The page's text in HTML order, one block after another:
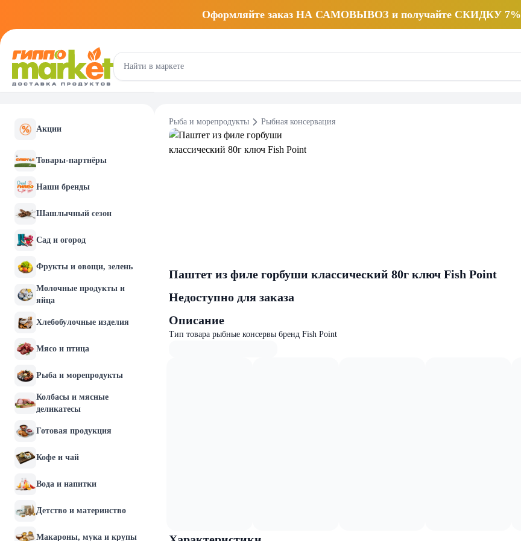
Оформляйте заказ НА САМОВЫВОЗ и получайте СКИДКУ 7%
Акции
Товары-партнёры
Наши бренды
Шашлычный сезон
Сад и огород
Фрукты и овощи, зелень
Молочные продукты и
яйца
Хлебобулочные изделия
Мясо и птица
Рыба и морепродукты
Колбасы и мясные
деликатесы
Готовая продукция
Кофе и чай
Вода и напитки
Детство и материнство
Макароны, мука и крупы
Рыба и морепродукты Рыбная консервация
Паштет из филе горбуши классический 80г ключ Fish Point
Недоступно для заказа
Описание
Тип товара рыбные консервы бренд Fish Point